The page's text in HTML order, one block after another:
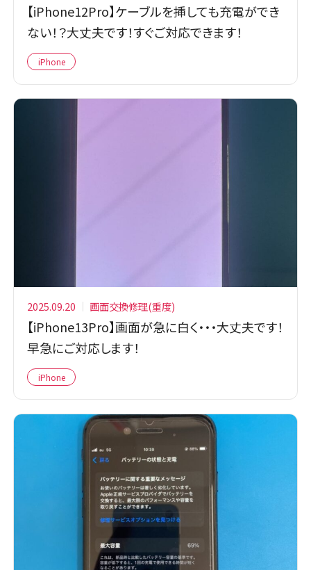
【iPhone12Pro】ケーブルを挿しても充電ができ
ない！？大丈夫です！すぐご対応できます！
iPhone
2025.09.20 画面交換修理(重度)
【iPhone13Pro】画面が急に白く・・・大丈夫です！
早急にご対応します！
iPhone